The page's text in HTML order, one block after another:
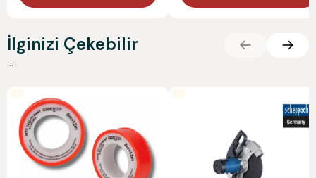
İlginizi Çekebilir
...